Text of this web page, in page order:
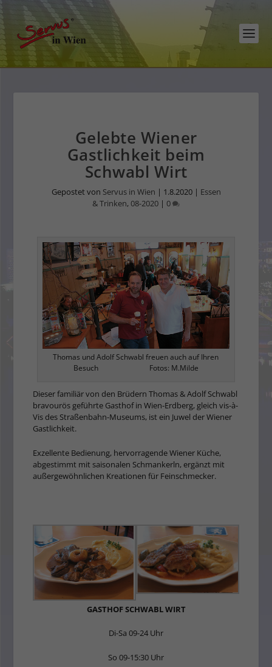
Gelebte Wiener
Gastlichkeit beim
Schwabl Wirt
Gepostet von Servus in Wien | 1.8.2020| Essen
& Trinken,08-2020 | 0
Thomas und Adolf Schwabl freuen auch auf Ihren
Besuch Fotos: M.Milde
Dieser familiär von den Brüdern Tho­mas & Adolf Schwabl
bravourös ge­führte Gasthof in Wien-Erdberg, gleich vis-à-
Vis des Straßenbahn-Museums, ist ein Juwel der Wiener
Gastlichkeit.
Exzellente Bedienung, hervorragende Wiener Küche,
abgestimmt mit saisonalen Schmankerln, ergänzt mit
außergewöhnlichen Kreationen für Feinschmecker.
GASTHOF SCHWABL WIRT
Di-Sa 09-24 Uhr
So 09-15:30 Uhr